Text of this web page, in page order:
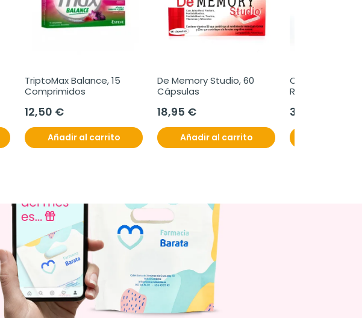
TriptoMax Balance, 15
Comprimidos
12,50 €
Añadir al carrito
De Memory Studio, 60
Cápsulas
18,95 €
Añadir al carrito
Olphatea Kit
Recuperación
31,80 €